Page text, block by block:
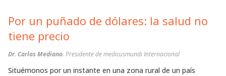
Por un puñado de dólares: la salud no
tiene precio
Dr. Carlos Mediano. Presidente de medicusmundi Internacional
Situémonos por un instante en una zona rural de un país